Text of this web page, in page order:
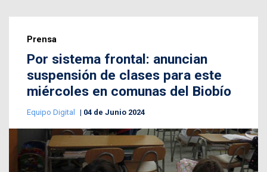
Prensa
Por sistema frontal: anuncian
suspensión de clases para este
miércoles en comunas del Biobío
Equipo Digital 04 de Junio 2024